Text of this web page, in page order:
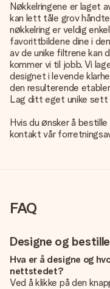
Nøkkelringene er laget
kan lett tåle grov
nøkkelring er veldig
favorittbildene dine i
av de unike filtrene kan
kommer vi til jobb. Vi
designet i levende
den resulterende
Lag ditt eget unike sett
Hvis du ønsker å
kontakt vår
FAQ
Designe og bestille
Hva er å designe og
nettstedet?
Ved å klikke på den